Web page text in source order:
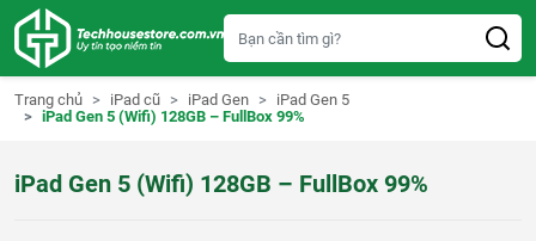
Trang chủ iPad cũ iPad Gen
iPad Gen 5
iPad Gen 5 (Wifi) 128GB – FullBox 99%
iPad Gen 5 (Wifi) 128GB – FullBox 99%